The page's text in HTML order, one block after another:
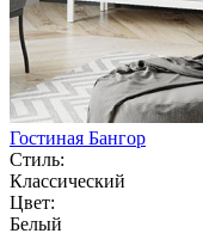
Гостиная Бангор
Стиль:
Классический
Цвет:
Белый